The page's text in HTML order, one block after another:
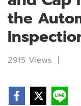
the
2915 Views |